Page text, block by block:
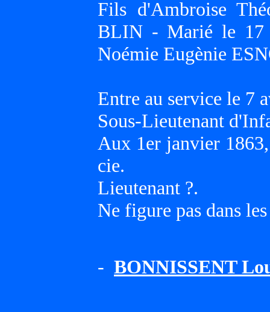
Fils d'Ambroise
BLIN - Marié le 17
Noémie Eugènie
Entre au service le 7
Sous-Lieutenant
Aux 1er janvier
cie.
Lieutenant ?.
Ne figure pas dans
- BONNISSENT